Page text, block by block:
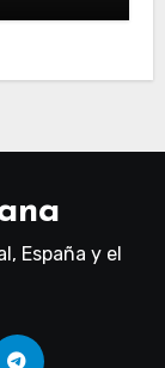
España y el